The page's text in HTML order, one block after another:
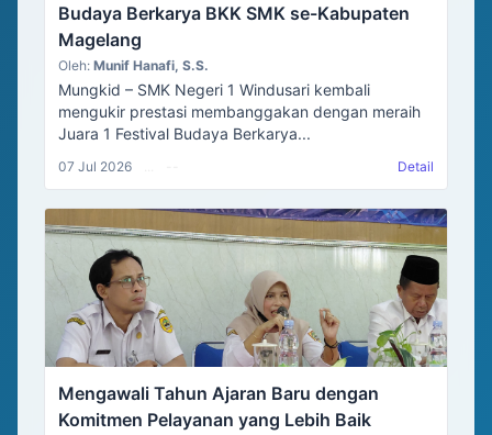
Budaya Berkarya BKK SMK se-Kabupaten
Magelang
Oleh: Munif Hanafi, S.S.
Mungkid – SMK Negeri 1 Windusari kembali
mengukir prestasi membanggakan dengan meraih
Juara 1 Festival Budaya Berkarya...
07 Jul 2026 Detail
Mengawali Tahun Ajaran Baru dengan
Komitmen Pelayanan yang Lebih Baik